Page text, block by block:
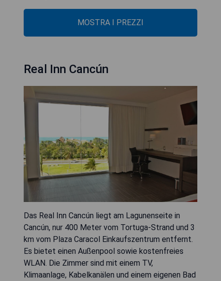
MOSTRA I PREZZI
Real Inn Cancún
Das Real Inn Cancún liegt am Lagunenseite in
Cancún, nur 400 Meter vom Tortuga-Strand und 3
km vom Plaza Caracol Einkaufszentrum entfernt.
Es bietet einen Außenpool sowie kostenfreies
WLAN. Die Zimmer sind mit einem TV,
Klimaanlage, Kabelkanälen und einem eigenen Bad